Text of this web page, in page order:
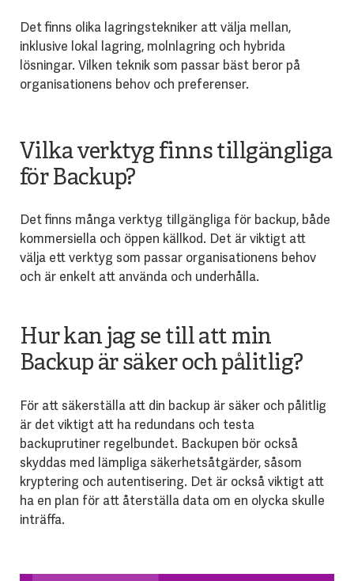
Det finns olika lagringstekniker att välja mellan,
inklusive lokal lagring, molnlagring och hybrida
lösningar. Vilken teknik som passar bäst beror på
organisationens behov och preferenser.
Vilka verktyg finns tillgängliga
för Backup?
Det finns många verktyg tillgängliga för backup, både
kommersiella och öppen källkod. Det är viktigt att
välja ett verktyg som passar organisationens behov
och är enkelt att använda och underhålla.
Hur kan jag se till att min
Backup är säker och pålitlig?
För att säkerställa att din backup är säker och pålitlig
är det viktigt att ha redundans och testa
backuprutiner regelbundet. Backupen bör också
skyddas med lämpliga säkerhetsåtgärder, såsom
kryptering och autentisering. Det är också viktigt att
ha en plan för att återställa data om en olycka skulle
inträffa.